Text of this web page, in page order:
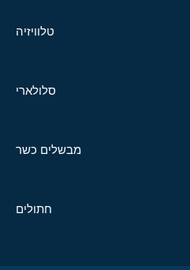
טלוויזיה
סלולארי
מבשלים כשר
חתולים